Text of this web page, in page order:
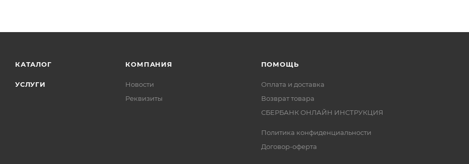
КАТАЛОГ
УСЛУГИ
КОМПАНИЯ
Новости
Реквизиты
ПОМОЩЬ
Оплата и доставка
Возврат товара
СБЕРБАНК ОНЛАЙН ИНСТРУКЦИЯ
Политика конфиденциальности
Договор-оферта